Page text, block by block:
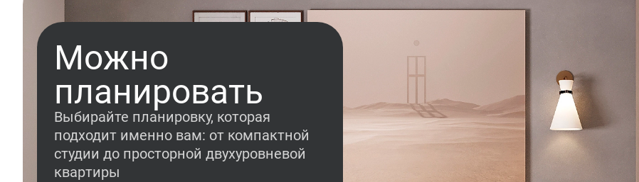
Можно
планировать
Выбирайте планировку, которая
подходит именно вам: от компактной
студии до просторной двухуровневой
квартиры